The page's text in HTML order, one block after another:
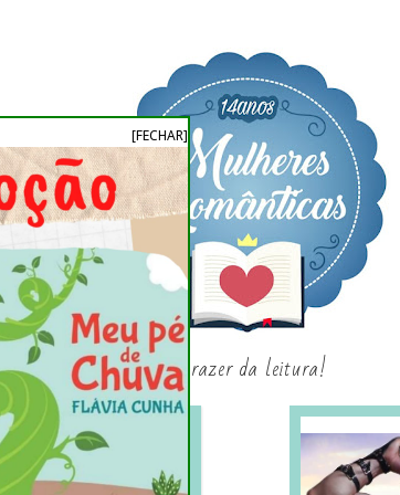
[FECHAR]
o prazer da leitura!